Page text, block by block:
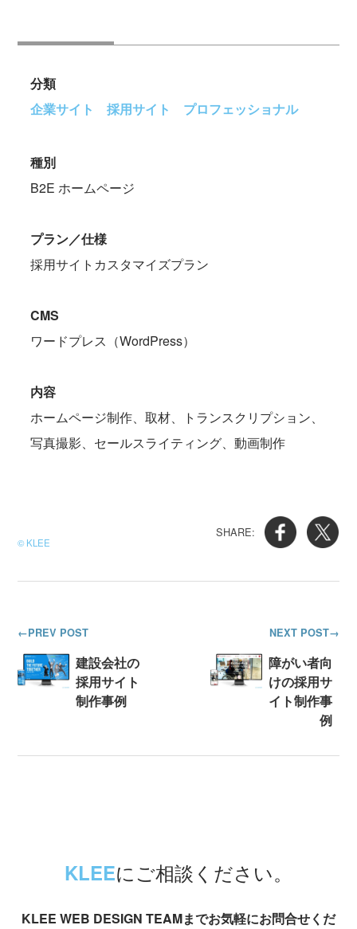
分類
企業サイト
採用サイト プロフェッショナル
種別
B2E ホームページ
プラン／仕様
採用サイトカスタマイズプラン
CMS
ワードプレス（WordPress）
内容
ホームページ制作、取材、トランスクリプション、
写真撮影、セールスライティング、動画制作
© KLEE
PREV POST
建設会社の
採用サイト
制作事例
NEXT POST
障がい者向
けの採用サ
イト制作事
例
KLEEにご相談ください。
KLEE WEB DESIGN TEAMまでお気軽にお問合せくだ